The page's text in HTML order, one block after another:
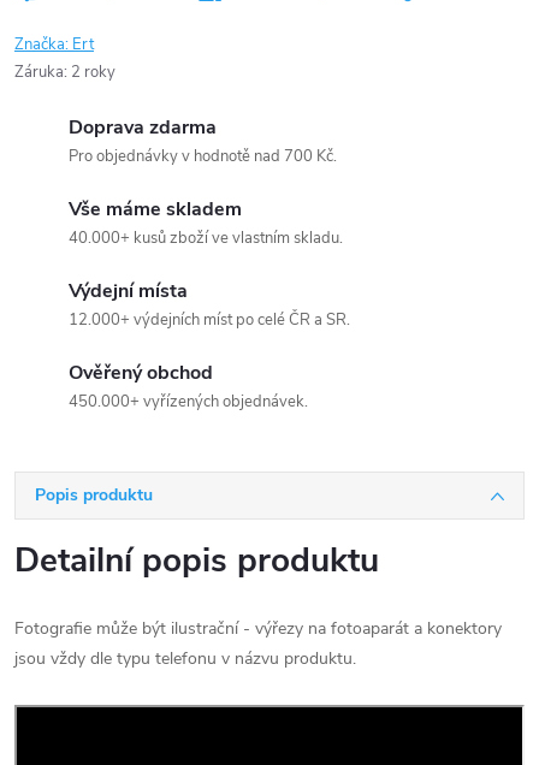
Značka: Ert
Záruka: 2 roky
Doprava zdarma
Pro objednávky v hodnotě nad 700 Kč.
Vše máme skladem
40.000+ kusů zboží ve vlastním skladu.
Výdejní místa
12.000+ výdejních míst po celé ČR a SR.
Ověřený obchod
450.000+ vyřízených objednávek.
Popis produktu
Detailní popis produktu
Fotografie může být ilustrační - výřezy na fotoaparát a konektory
jsou vždy dle typu telefonu v názvu produktu.